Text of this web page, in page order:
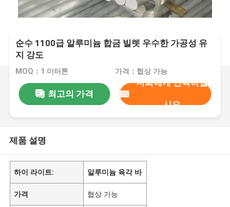
순수 1100급 알루미늄 합금 빌렛 우수한 가공성 유
지 강도
MOQ：1 미터톤 가격：협상 가능
최고의 가격
저희에게 연락하십
시오
제품 설명
하이 라이트: 알루미늄 육각 바
가격 협상 가능